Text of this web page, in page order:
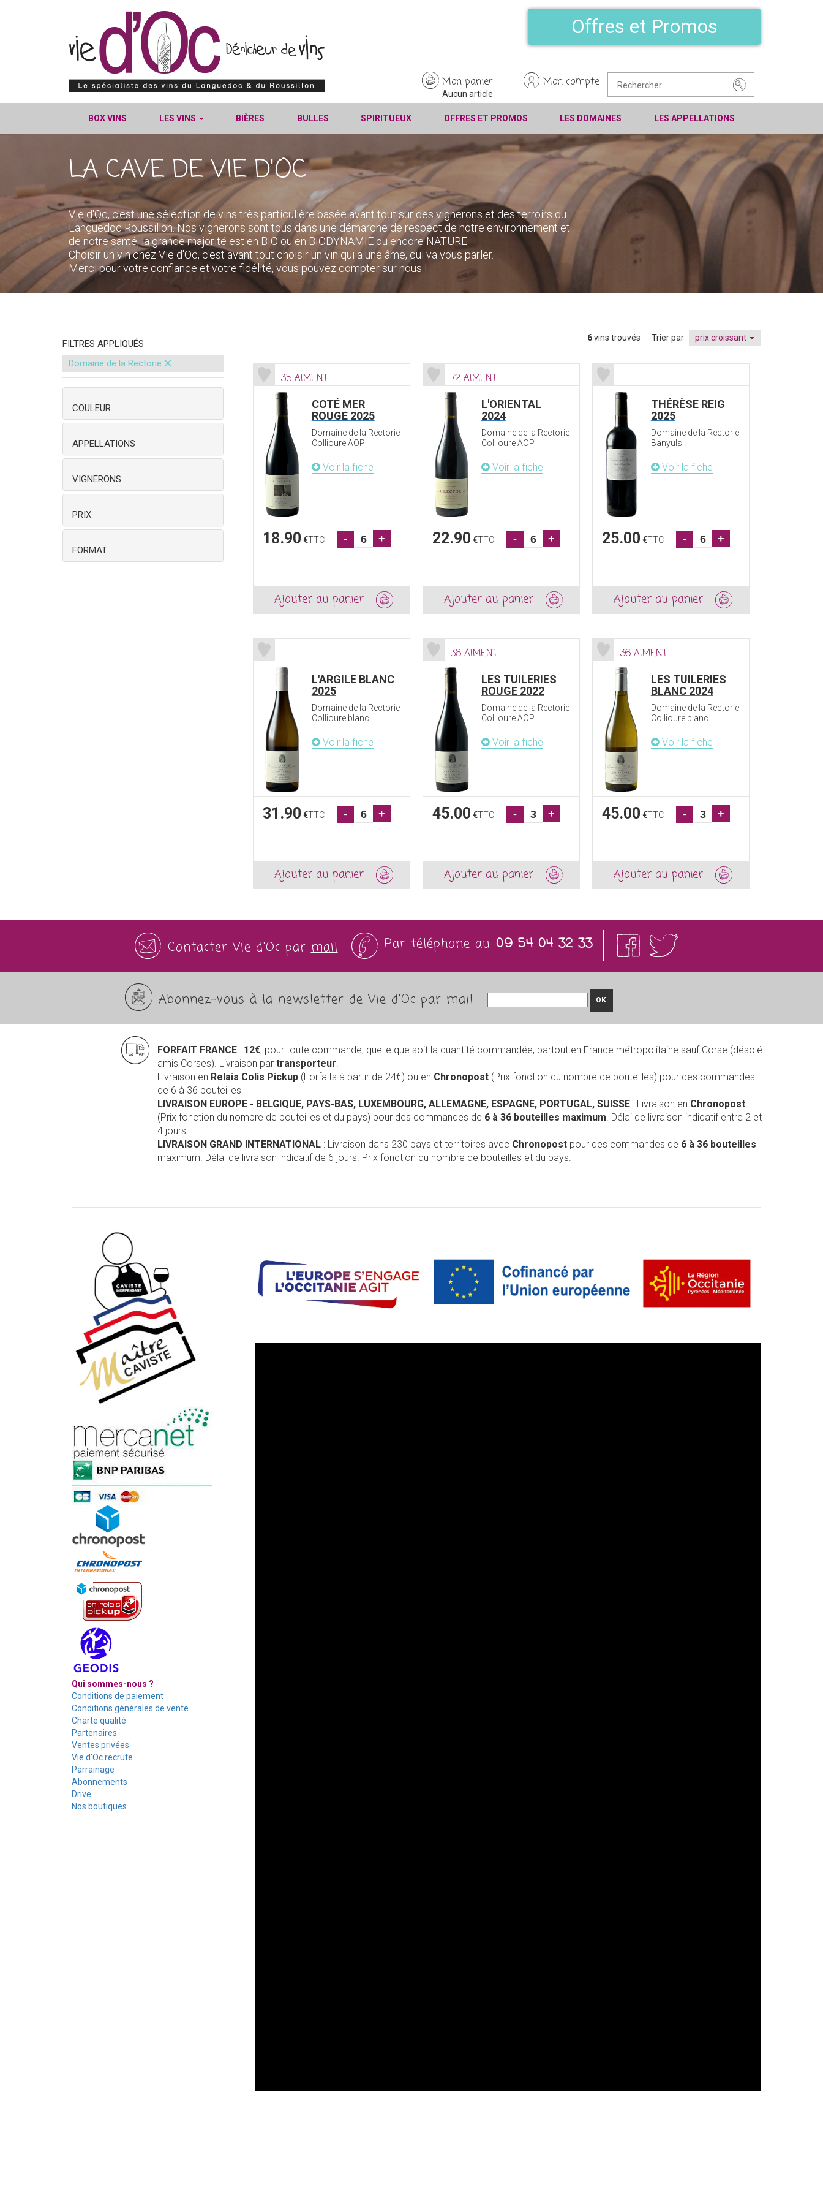
Offres et Promos
Mon panier
Aucun article
Mon compte
BOX VINS LES VINS BIÈRES BULLES SPIRITUEUX OFFRES ET PROMOS LES DOMAINES LES APPELLATIONS
LA CAVE DE VIE D'OC
Vie d'Oc, c'est une sélection de vins très particulière basée avant tout sur des vignerons et des terroirs du
Languedoc Roussillon. Nos vignerons sont tous dans une démarche de respect de notre environnement et
de notre santé, la grande majorité est en BIO ou en BIODYNAMIE ou encore NATURE.
Choisir un vin chez Vie d'Oc, c'est avant tout choisir un vin qui a une âme, qui va vous parler.
Merci pour votre confiance et votre fidélité, vous pouvez compter sur nous !
FILTRES APPLIQUÉS
Domaine de la Rectorie ×
COULEUR
APPELLATIONS
VIGNERONS
PRIX
FORMAT
6vins trouvés Trier par prix croissant
35 AIMENT
COTÉ MER
ROUGE 2025
Domaine de la Rectorie
Collioure AOP
Voir la fiche
18.90 €TTC - +
Ajouter au panier
72 AIMENT
L'ORIENTAL
2024
Domaine de la Rectorie
Collioure AOP
Voir la fiche
22.90 €TTC - +
Ajouter au panier
THÉRÈSE REIG
2025
Domaine de la Rectorie
Banyuls
Voir la fiche
25.00 €TTC - +
Ajouter au panier
L'ARGILE BLANC
2025
Domaine de la Rectorie
Collioure blanc
Voir la fiche
31.90 €TTC - +
Ajouter au panier
36 AIMENT
LES TUILERIES
ROUGE 2022
Domaine de la Rectorie
Collioure AOP
Voir la fiche
45.00 €TTC - +
Ajouter au panier
36 AIMENT
LES TUILERIES
BLANC 2024
Domaine de la Rectorie
Collioure blanc
Voir la fiche
45.00 €TTC - +
Ajouter au panier
Contacter Vie d'Oc parmail Par téléphone au 09 54 04 32 33
Abonnez-vous à la newsletter de Vie d'Oc par mail OK
FORFAIT FRANCE : 12€, pour toute commande, quelle que soit la quantité commandée, partout en France métropolitaine sauf Corse (désolé
amis Corses). Livraison partransporteur.
Livraison en Relais Colis Pickup (Forfaits à partir de 24€) ou en Chronopost (Prix fonction du nombre de bouteilles) pour des commandes
de 6 à 36 bouteilles
LIVRAISON EUROPE - BELGIQUE, PAYS-BAS, LUXEMBOURG, ALLEMAGNE, ESPAGNE, PORTUGAL, SUISSE : Livraison en Chronopost
(Prix fonction du nombre de bouteilles et du pays) pour des commandes de 6 à 36 bouteilles maximum. Délai de livraison indicatif entre 2 et
4 jours.
LIVRAISON GRAND INTERNATIONAL : Livraison dans 230 pays et territoires avec Chronopost pour des commandes de 6 à 36 bouteilles
maximum. Délai de livraison indicatif de 6 jours. Prix fonction du nombre de bouteilles et du pays.
Qui sommes-nous ?
Conditions de paiement
Conditions générales de vente
Charte qualité
Partenaires
Ventes privées
Vie d'Oc recrute
Parrainage
Abonnements
Drive
Nos boutiques